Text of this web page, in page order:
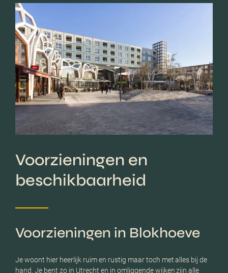
Voorzieningen en
beschikbaarheid
Voorzieningen in Blokhoeve
Je woont hier heerlijk ruim en rustig maar toch met alles bij de
hand. Je bent zo in Utrecht en in omliggende wijken zijn alle